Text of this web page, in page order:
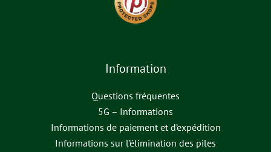
Information
Questions fréquentes
5G – Informations
Informations de paiement et d’expédition
Informations sur l’élimination des piles